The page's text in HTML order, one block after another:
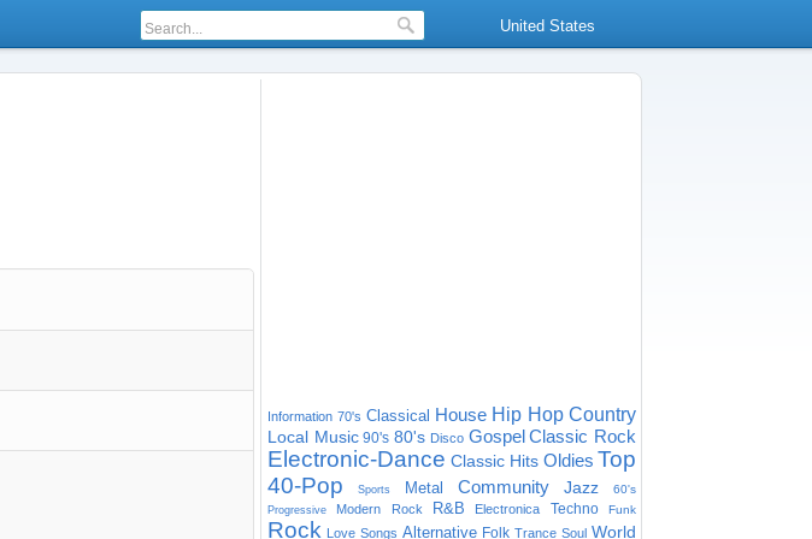
United States
Information 70's Classical House Hip Hop Country
Local Music 90's 80's Disco Gospel Classic Rock
Electronic-Dance Classic Hits Oldies Top
40-Pop
Sports Metal Community Jazz 60's
Progressive Modern Rock R&B Electronica Techno Funk
Rock Love Songs Alternative Folk Trance Soul World